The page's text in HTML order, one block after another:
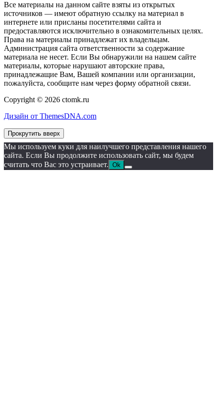
Все материалы на данном сайте взяты из открытых
источников — имеют обратную ссылку на материал в
интернете или присланы посетителями сайта и
предоставляются исключительно в ознакомительных целях.
Права на материалы принадлежат их владельцам.
Администрация сайта ответственности за содержание
материала не несет. Если Вы обнаружили на нашем сайте
материалы, которые нарушают авторские права,
принадлежащие Вам, Вашей компании или организации,
пожалуйста, сообщите нам через форму обратной связи.
Copyright © 2026 ctomk.ru
Дизайн от ThemesDNA.com
Прокрутить вверх
Мы используем куки для наилучшего представления нашего
сайта. Если Вы продолжите использовать сайт, мы будем
считать что Вас это устраивает. Ok